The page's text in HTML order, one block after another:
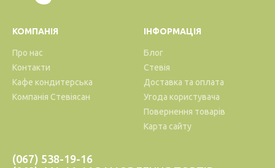
КОМПАНІЯ
Про нас
Контакти
Кафе кондитерська
Компанія Стевіясан
ІНФОРМАЦІЯ
Блог
Стевія
Доставка та оплата
Угода користувача
Повернення товарів
Карта сайту
(067) 538-19-16